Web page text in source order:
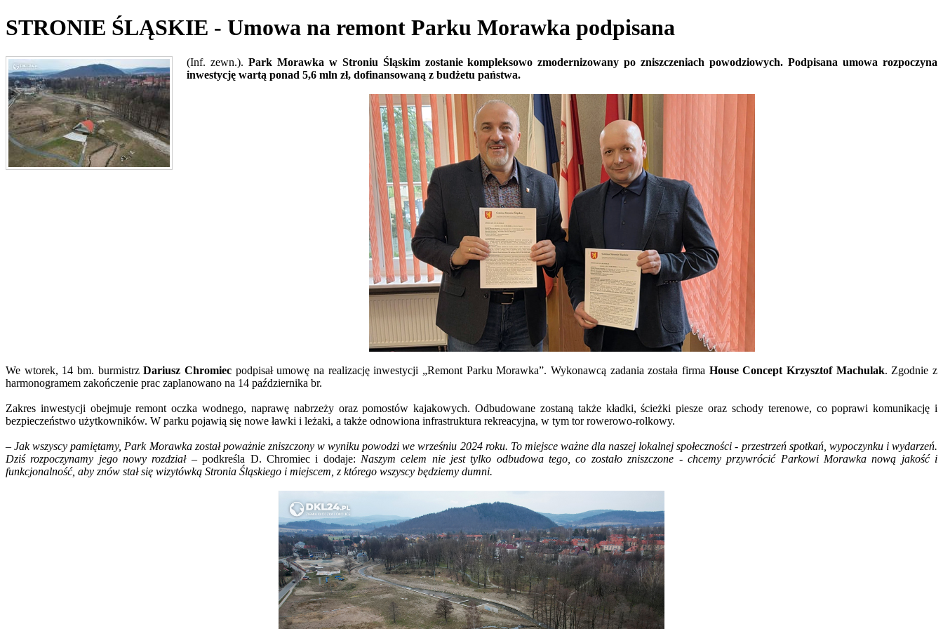
STRONIE ŚLĄSKIE - Umowa na remont Parku Morawka podpisana
(Inf. zewn.). Park Morawka w Stroniu Śląskim zostanie kompleksowo zmodernizowany po zniszczeniach powodziowych. Podpisana umowa rozpoczyna
inwestycję wartą ponad 5,6 mln zł, dofinansowaną z budżetu państwa.
We wtorek, 14 bm. burmistrzDariusz Chromiec podpisał umowę na realizację inwestycji „Remont Parku Morawka”. Wykonawcą zadania została firma House Concept Krzysztof Machulak. Zgodnie z
harmonogramem zakończenie prac zaplanowano na 14 października br.
Zakres inwestycji obejmuje remont oczka wodnego, naprawę nabrzeży oraz pomostów kajakowych. Odbudowane zostaną także kładki, ścieżki piesze oraz schody terenowe, co poprawi komunikację i
bezpieczeństwo użytkowników. W parku pojawią się nowe ławki i leżaki, a także odnowiona infrastruktura rekreacyjna, w tym tor rowerowo-rolkowy.
–Jak wszyscy pamiętamy, Park Morawka został poważnie zniszczony w wyniku powodzi we wrześniu 2024 roku. To miejsce ważne dla naszej lokalnej społeczności - przestrzeń spotkań, wypoczynku i wydarzeń.
Dziś rozpoczynamy jego nowy rozdział – podkreśla D. Chromiec i dodaje: Naszym celem nie jest tylko odbudowa tego, co zostało zniszczone - chcemy przywrócić Parkowi Morawka nową jakość i
funkcjonalność, aby znów stał się wizytówką Stronia Śląskiego i miejscem, z którego wszyscy będziemy dumni.